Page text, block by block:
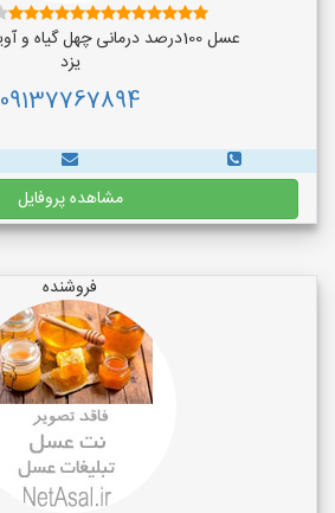
عسل 100درصد درمانی چهل گیاه و آویشن به ضمانت
یزد
09137767894
مشاهده پروفایل
فروشنده